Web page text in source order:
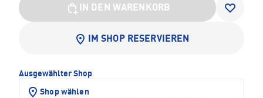
IN DEN WARENKORB
IM SHOP RESERVIEREN
Ausgewählter Shop
Shop wählen